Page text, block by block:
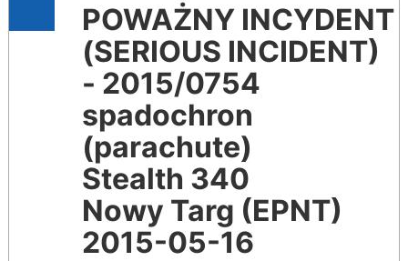
POWAŻNY INCYDENT
(SERIOUS INCIDENT)
- 2015/0754
spadochron
(parachute)
Stealth 340
Nowy Targ (EPNT)
2015-05-16